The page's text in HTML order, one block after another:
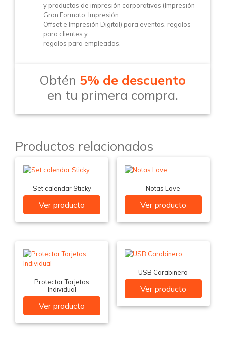
y productos de impresión corporativos (Impresión
Gran Formato, Impresión
Offset e Impresión Digital) para eventos, regalos
para clientes y
regalos para empleados.
Obtén 5% de descuento
en tu primera compra.
Productos relacionados
Set calendar Sticky
Ver producto
Notas Love
Ver producto
Protector Tarjetas
Individual
Ver producto
USB Carabinero
Ver producto